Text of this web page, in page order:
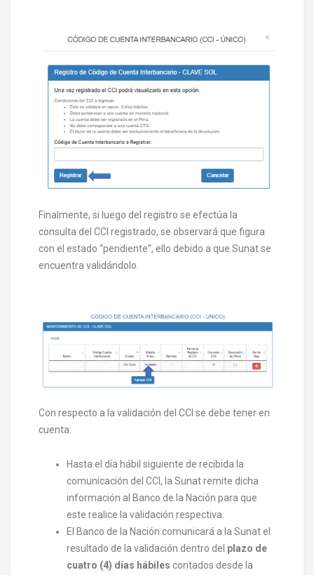
Finalmente, si luego del registro se efectúa la
consulta del CCI registrado, se observará que figura
con el estado “pendiente”, ello debido a que Sunat se
encuentra validándolo.
Con respecto a la validación del CCI se debe tener en
cuenta:
Hasta el día hábil siguiente de recibida la
comunicación del CCI, la Sunat remite dicha
información al Banco de la Nación para que
este realice la validación respectiva.
El Banco de la Nación comunicará a la Sunat el
resultado de la validación dentro del plazo de
cuatro (4) días hábiles contados desde la